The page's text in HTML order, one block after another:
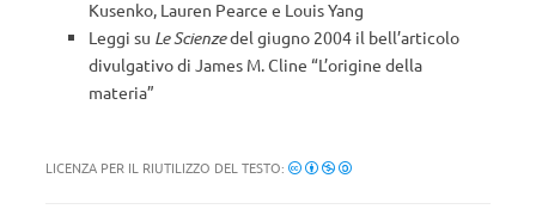
Kusenko, Lauren Pearce e Louis Yang
Leggi su Le Scienzedel giugno 2004 il bell’articolo
divulgativo di James M. Cline “L’origine della
materia”
LICENZA PER IL RIUTILIZZO DEL TESTO: